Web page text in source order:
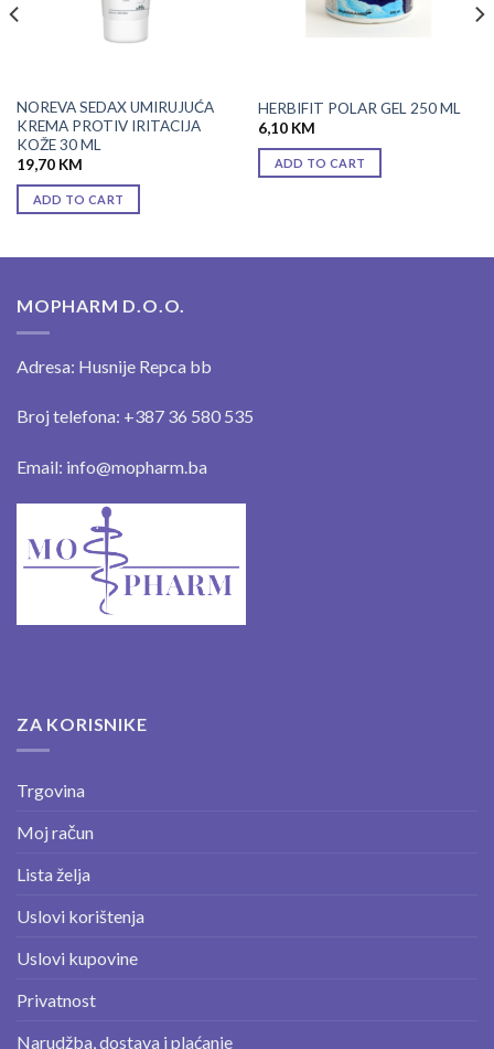
NOREVA SEDAX UMIRUJUĆA
KREMA PROTIV IRITACIJA
KOŽE 30 ML
19,70 KM
ADD TO CART
HERBIFIT POLAR GEL 250 ML
6,10 KM
ADD TO CART
MOPHARM D.O.O.
Adresa: Husnije Repca bb
Broj telefona: +387 36 580 535
Email: info@mopharm.ba
ZA KORISNIKE
Trgovina
Moj račun
Lista želja
Uslovi korištenja
Uslovi kupovine
Privatnost
Narudžba, dostava i plaćanje